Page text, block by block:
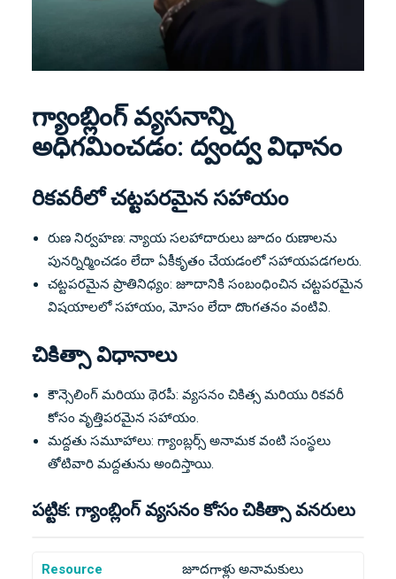
గ్యాంబ్లింగ్ వ్యసనాన్ని
అధిగమించడం: ద్వంద్వ విధానం
రికవరీలో చట్టపరమైన సహాయం
రుణ నిర్వహణ: న్యాయ సలహాదారులు జూదం రుణాలను
పునర్నిర్మించడం లేదా ఏకీకృతం చేయడంలో సహాయపడగలరు.
చట్టపరమైన ప్రాతినిధ్యం: జూదానికి సంబంధించిన చట్టపరమైన
విషయాలలో సహాయం, మోసం లేదా దొంగతనం వంటివి.
చికిత్సా విధానాలు
కౌన్సెలింగ్ మరియు థెరపీ: వ్యసనం చికిత్స మరియు రికవరీ
కోసం వృత్తిపరమైన సహాయం.
మద్దతు సమూహాలు: గ్యాంబ్లర్స్ అనామక వంటి సంస్థలు
తోటివారి మద్దతును అందిస్తాయి.
పట్టిక: గ్యాంబ్లింగ్ వ్యసనం కోసం చికిత్సా వనరులు
Resource జూదగాళ్లు అనామకులు